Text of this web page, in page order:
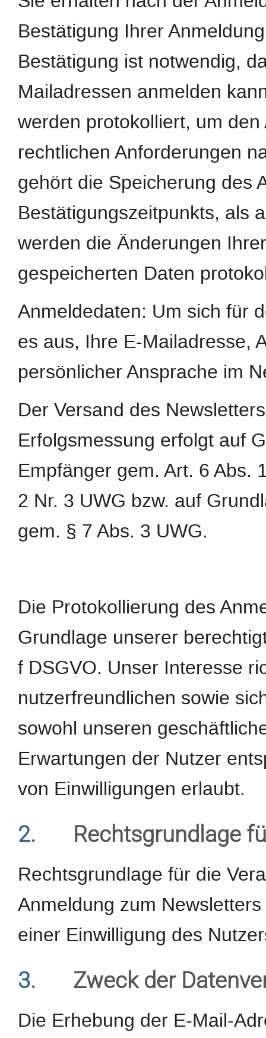
Bestätigung Ihrer
Bestätigung ist notwendig,
Mailadressen anmelden
werden protokolliert, um
rechtlichen Anforderungen
gehört die Speicherung des
Bestätigungszeitpunkts, als
werden die Änderungen
gespeicherten Daten
Anmeldedaten: Um sich für
es aus, Ihre E-Mailadresse,
persönlicher Ansprache im
Der Versand des
Erfolgsmessung erfolgt auf
Empfänger gem. Art. 6 Abs.
2 Nr. 3 UWG bzw. auf
gem. § 7 Abs. 3 UWG.
Die Protokollierung des
Grundlage unserer
f DSGVO. Unser Interesse
nutzerfreundlichen sowie
sowohl unseren
Erwartungen der Nutzer
von Einwilligungen erlaubt.
2. Rechtsgrundlage
Rechtsgrundlage für die
Anmeldung zum
einer Einwilligung des
3. Zweck der
Die Erhebung der E-Mail-